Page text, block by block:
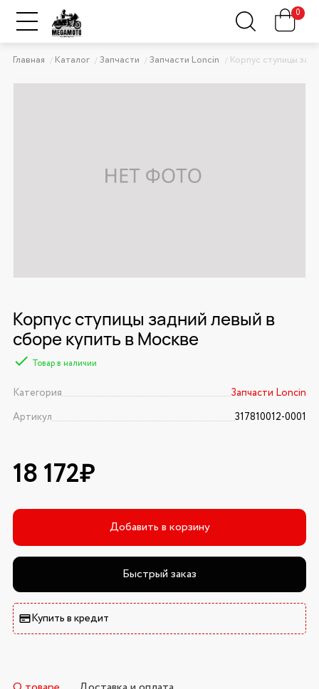
0
Главная Каталог Запчасти Запчасти Loncin Корпус ступицы
Корпус ступицы задний левый в
сборе купить в Москве
Товар в наличии
Категория
Запчасти Loncin
Артикул
317810012-0001
18 172₽
Добавить в корзину
Быстрый заказ
Купить в кредит